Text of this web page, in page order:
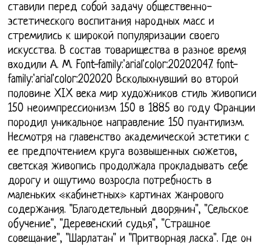
ставили перед собой задачу общественно-
эстетического воспитания народных масс и
стремились к широкой популяризации своего
искусства. В состав товарищества в разное время
входили А. М. Font-family:'arial'color:20202047. font-
family:'arial'color:202020 Всколыхнувший во второй
половине XIX века мир художников стиль живописи
150 неоимпрессионизм 150 в 1885 во году Франции
породил уникальное направление 150 пуантилизм.
Несмотря на главенство академической эстетики с
ее предпочтением круга возвышенных сюжетов,
светская живопись продолжала прокладывать себе
дорогу и ощутимо возросла потребность в
маленьких «кабинетных» картинах жанрового
содержания. "Благодетельный дворянин", "Сельское
обучение", "Деревенский судья", "Страшное
совещание", "Шарлатан" и "Притворная ласка". Где он